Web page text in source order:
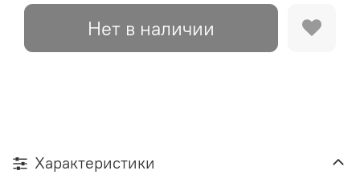
Нет в наличии
Характеристики